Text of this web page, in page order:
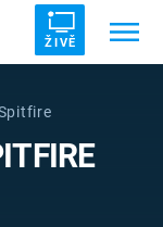
ŽIVĚ
VÁLKA